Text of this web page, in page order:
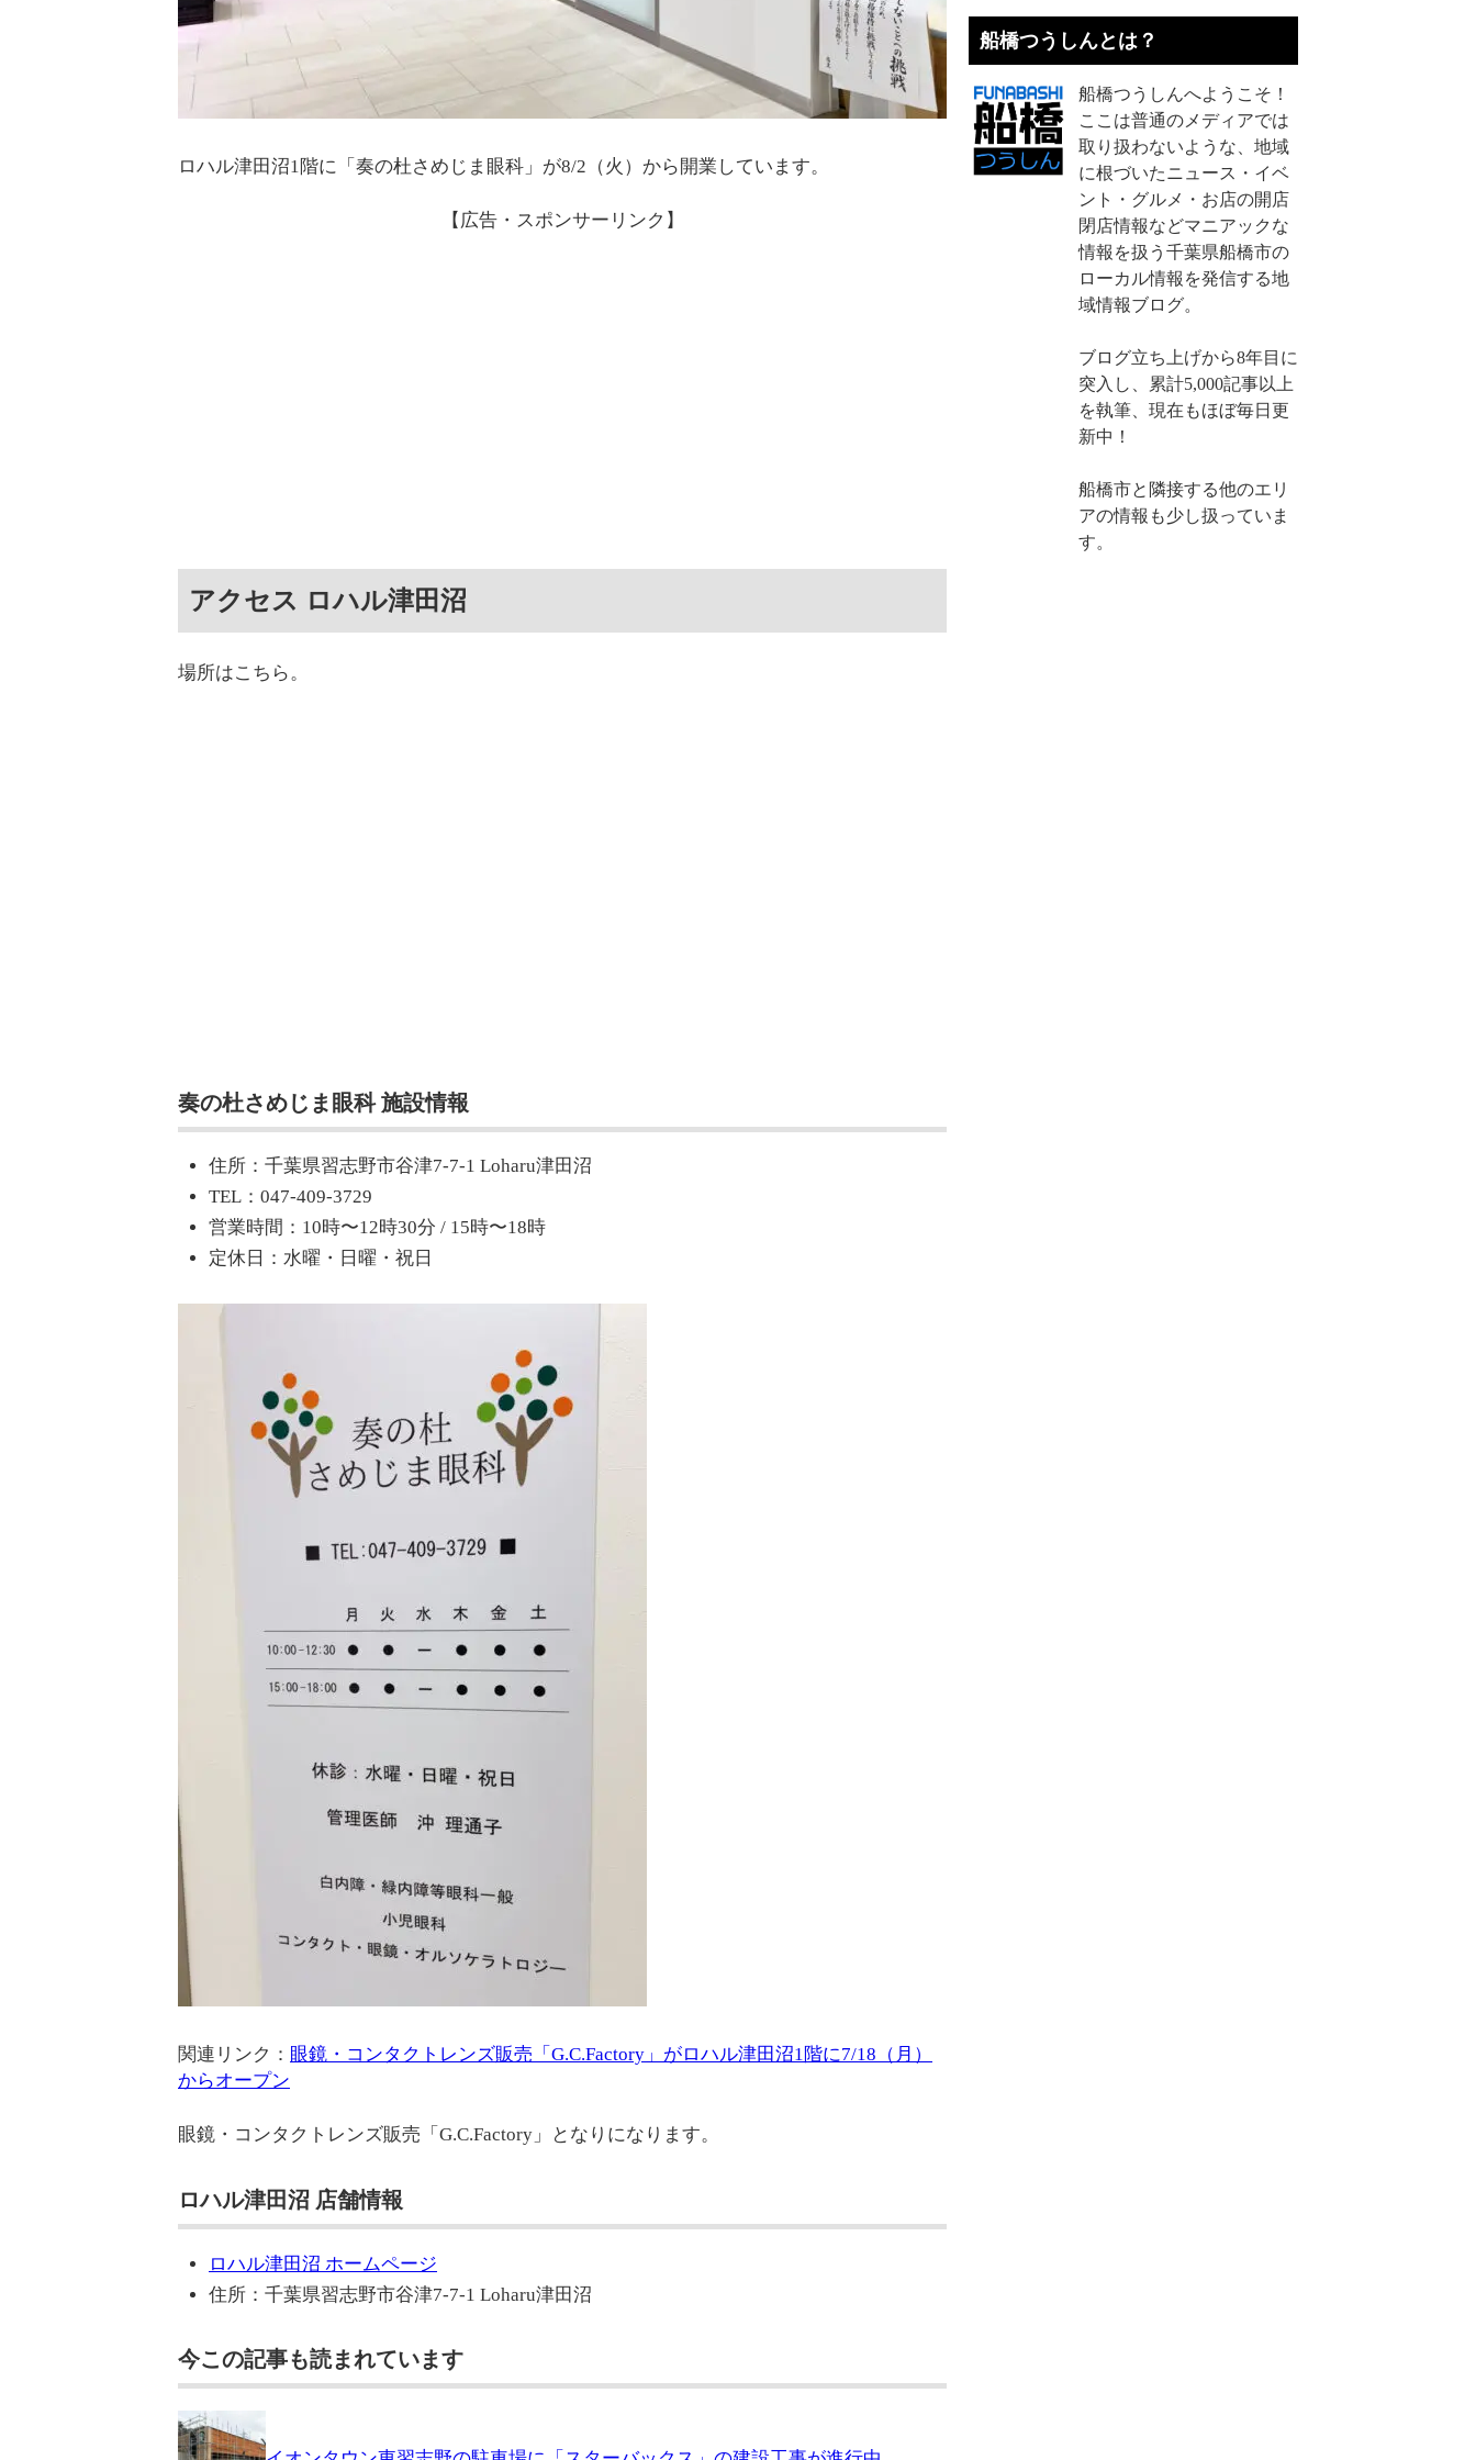
ロハル津田沼1階に「奏の杜さめじま眼科」が8/2（火）から開業しています。
【広告・スポンサーリンク】
アクセス ロハル津田沼
場所はこちら。
奏の杜さめじま眼科 施設情報
住所：千葉県習志野市谷津7-7-1 Loharu津田沼
TEL：047-409-3729
営業時間：10時〜12時30分 / 15時〜18時
定休日：水曜・日曜・祝日
関連リンク： 眼鏡・コンタクトレンズ販売「G.C.Factory」がロハル津田沼1階に7/18（月）
からオープン
眼鏡・コンタクトレンズ販売「G.C.Factory」となりになります。
ロハル津田沼 店舗情報
ロハル津田沼 ホームページ
住所：千葉県習志野市谷津7-7-1 Loharu津田沼
今この記事も読まれています
船橋つうしんとは？
船橋つうしんへようこそ！
ここは普通のメディアでは
取り扱わないような、地域
に根づいたニュース・イベ
ント・グルメ・お店の開店
閉店情報などマニアックな
情報を扱う千葉県船橋市の
ローカル情報を発信する地
域情報ブログ。
ブログ立ち上げから8年目に
突入し、累計5,000記事以上
を執筆、現在もほぼ毎日更
新中！
船橋市と隣接する他のエリ
アの情報も少し扱っていま
す。